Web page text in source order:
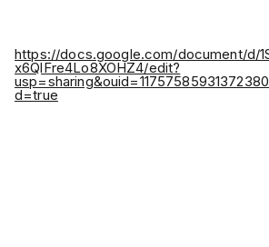
https://docs.google.com/document/d/
x6QlFre4Lo8XOHZ4/edit?
d=true